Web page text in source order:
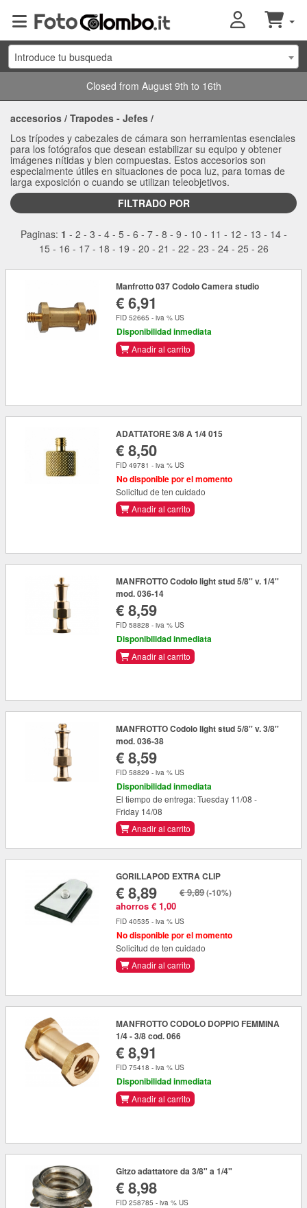
Introduce tu busqueda
Closed from August 9th to 16th
accesorios / Trapodes - Jefes /
Los trípodes y cabezales de cámara son herramientas esenciales
para los fotógrafos que desean estabilizar su equipo y obtener
imágenes nítidas y bien compuestas. Estos accesorios son
especialmente útiles en situaciones de poca luz, para tomas de
larga exposición o cuando se utilizan teleobjetivos.
FILTRADO POR
Paginas: 1 - 2 - 3 - 4- 5 - 6 - 7- 8 - 9 - 10 - 11 - 12 - 13 - 14-
15 - 16 - 17- 18 - 19 - 20 - 21 - 22 - 23 - 24- 25 - 26
Manfrotto 037 Codolo Camera studio
€ 6,91
FID 52665 - iva % US
Disponibilidad inmediata
Anadir al carrito
ADATTATORE 3/8 A 1/4 015
€ 8,50
FID 49781 - iva % US
No disponible por el momento
Solicitud de ten cuidado
Anadir al carrito
MANFROTTO Codolo light stud 5/8'' v. 1/4''
mod. 036-14
€ 8,59
FID 58828 - iva % US
Disponibilidad inmediata
Anadir al carrito
MANFROTTO Codolo light stud 5/8'' v. 3/8''
mod. 036-38
€ 8,59
FID 58829 - iva % US
Disponibilidad inmediata
El tiempo de entrega: Tuesday 11/08 -
Friday 14/08
Anadir al carrito
GORILLAPOD EXTRA CLIP
€ 8,89
ahorros € 1,00
€ 9,89(-10%)
FID 40535 - iva % US
No disponible por el momento
Solicitud de ten cuidado
Anadir al carrito
MANFROTTO CODOLO DOPPIO FEMMINA
1/4 - 3/8 cod. 066
€ 8,91
FID 75418 - iva % US
Disponibilidad inmediata
Anadir al carrito
Gitzo adattatore da 3/8" a 1/4"
€ 8,98
FID 258785 - iva % US